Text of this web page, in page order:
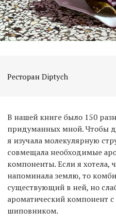
Ресторан Diptych
В нашей книге было 150
придуманных мной. Чтобы
я изучала молекулярную
совмещала необходимые
компоненты. Если я хотела,
напоминала землю, то
существующий в ней, но
ароматический компонент
шиповником.